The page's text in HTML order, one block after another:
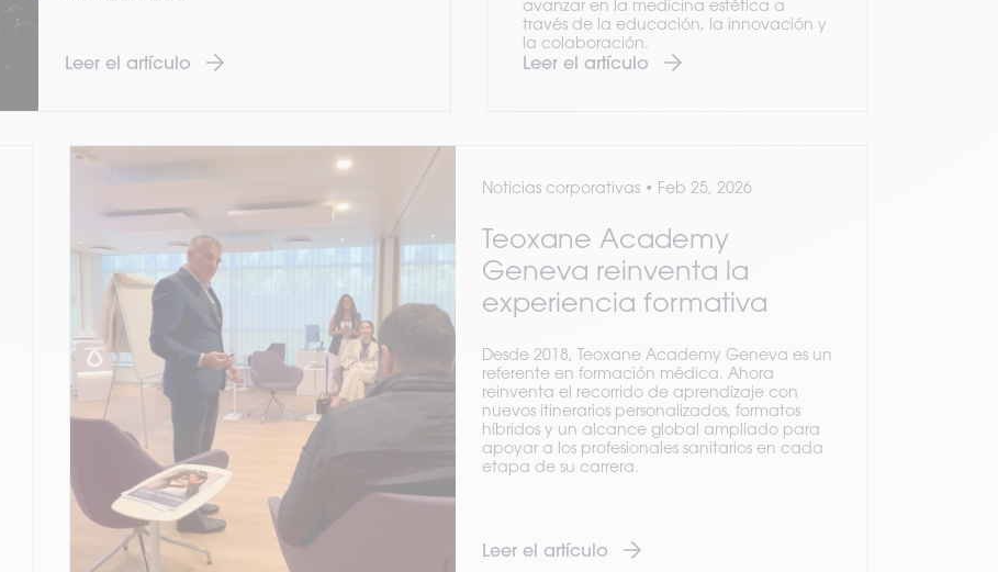
Leer el artículo
avanzar en la medicina estética a
través de la educación, la innovación y
la colaboración.
Leer el artículo
Noticias corporativas • Feb 25, 2026
Teoxane Academy
Geneva reinventa la
experiencia formativa
Desde 2018, Teoxane Academy Geneva es un
referente en formación médica. Ahora
reinventa el recorrido de aprendizaje con
nuevos itinerarios personalizados, formatos
híbridos y un alcance global ampliado para
apoyar a los profesionales sanitarios en cada
etapa de su carrera.
Leer el artículo